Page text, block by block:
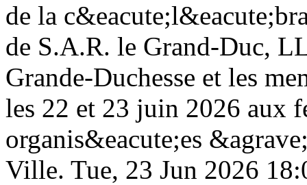
de la
de S.A.R. le Grand-Duc,
Grande-Duchesse et les
les 22 et 23 juin 2026 aux
organis&eacute;es
Ville. Tue, 23 Jun 2026